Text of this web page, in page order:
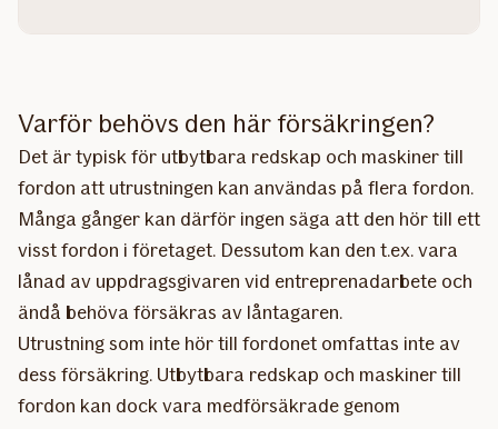
Varför behövs den här försäkringen?
Det är typisk för utbytbara redskap och maskiner till
fordon att utrustningen kan användas på flera fordon.
Många gånger kan därför ingen säga att den hör till ett
visst fordon i företaget. Dessutom kan den t.ex. vara
lånad av uppdragsgivaren vid entreprenadarbete och
ändå behöva försäkras av låntagaren.
Utrustning som inte hör till fordonet omfattas inte av
dess försäkring. Utbytbara redskap och maskiner till
fordon kan dock vara medförsäkrade genom